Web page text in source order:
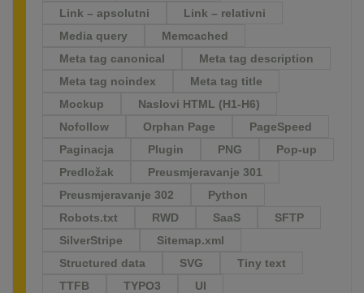
Link – apsolutni
Link – relativni
Media query
Memcached
Meta tag canonical
Meta tag description
Meta tag noindex
Meta tag title
Mockup
Naslovi HTML (H1-H6)
Nofollow
Orphan Page
PageSpeed
Paginacja
Plugin PNG
Pop-up
Predložak
Preusmjeravanje 301
Preusmjeravanje 302
Python
Robots.txt
RWD SaaS
SFTP
SilverStripe
Sitemap.xml
Structured data
SVG
Tiny text
TTFB
TYPO3
UI